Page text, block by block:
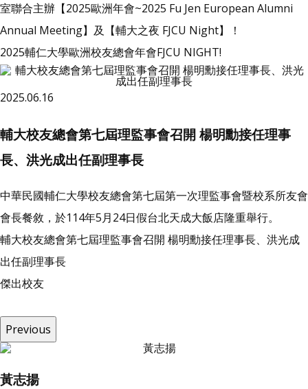
室聯合主辦【2025歐洲年會~2025 Fu Jen European Alumni
Annual Meeting】及【輔大之夜 FJCU Night】！
2025輔仁大學歐洲校友總會年會FJCU NIGHT!
2025.06.16
輔大校友總會第七屆理監事會召開 楊明勳接任理事
長、洪光成出任副理事長
中華民國輔仁大學校友總會第七屆第一次理監事會暨校系所友會
會長餐敘，於114年5月24日假台北天成大飯店隆重舉行。
輔大校友總會第七屆理監事會召開 楊明勳接任理事長、洪光成
出任副理事長
傑出校友
Previous
黃志揚